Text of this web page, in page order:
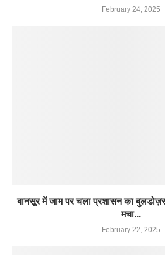
February 24, 2025
बानसूर में जाम पर चला प्रशासन का
मचा...
February 22, 2025